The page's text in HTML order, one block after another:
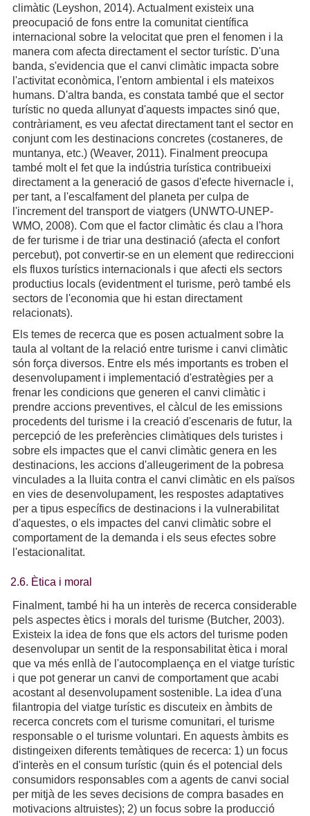
climàtic (Leyshon, 2014). Actualment existeix una
preocupació de fons entre la comunitat científica
internacional sobre la velocitat que pren el fenomen i la
manera com afecta directament el sector turístic. D'una
banda, s'evidencia que el canvi climàtic impacta sobre
l'activitat econòmica, l'entorn ambiental i els mateixos
humans. D'altra banda, es constata també que el sector
turístic no queda allunyat d'aquests impactes sinó que,
contràriament, es veu afectat directament tant el sector en
conjunt com les destinacions concretes (costaneres, de
muntanya, etc.) (Weaver, 2011). Finalment preocupa
també molt el fet que la indústria turística contribueixi
directament a la generació de gasos d'efecte hivernacle i,
per tant, a l'escalfament del planeta per culpa de
l'increment del transport de viatgers (UNWTO-UNEP-
WMO, 2008). Com que el factor climàtic és clau a l'hora
de fer turisme i de triar una destinació (afecta el confort
percebut), pot convertir-se en un element que redireccioni
els fluxos turístics internacionals i que afecti els sectors
productius locals (evidentment el turisme, però també els
sectors de l'economia que hi estan directament
relacionats).
Els temes de recerca que es posen actualment sobre la
taula al voltant de la relació entre turisme i canvi climàtic
són força diversos. Entre els més importants es troben el
desenvolupament i implementació d'estratègies per a
frenar les condicions que generen el canvi climàtic i
prendre accions preventives, el càlcul de les emissions
procedents del turisme i la creació d'escenaris de futur, la
percepció de les preferències climàtiques dels turistes i
sobre els impactes que el canvi climàtic genera en les
destinacions, les accions d'alleugeriment de la pobresa
vinculades a la lluita contra el canvi climàtic en els països
en vies de desenvolupament, les respostes adaptatives
per a tipus específics de destinacions i la vulnerabilitat
d'aquestes, o els impactes del canvi climàtic sobre el
comportament de la demanda i els seus efectes sobre
l'estacionalitat.
2.6. Ètica i moral
Finalment, també hi ha un interès de recerca considerable
pels aspectes ètics i morals del turisme (Butcher, 2003).
Existeix la idea de fons que els actors del turisme poden
desenvolupar un sentit de la responsabilitat ètica i moral
que va més enllà de l'autocomplaença en el viatge turístic
i que pot generar un canvi de comportament que acabi
acostant al desenvolupament sostenible. La idea d'una
filantropia del viatge turístic es discuteix en àmbits de
recerca concrets com el turisme comunitari, el turisme
responsable o el turisme voluntari. En aquests àmbits es
distingeixen diferents temàtiques de recerca: 1) un focus
d'interès en el consum turístic (quin és el potencial dels
consumidors responsables com a agents de canvi social
per mitjà de les seves decisions de compra basades en
motivacions altruistes); 2) un focus sobre la producció